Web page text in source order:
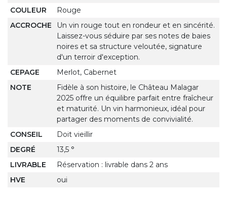
COULEUR
Rouge
ACCROCHE
Un vin rouge tout en rondeur et en sincérité.
Laissez-vous séduire par ses notes de baies
noires et sa structure veloutée, signature
d'un terroir d'exception.
CEPAGE
Merlot, Cabernet
NOTE
Fidèle à son histoire, le Château Malagar
2025 offre un équilibre parfait entre fraîcheur
et maturité. Un vin harmonieux, idéal pour
partager des moments de convivialité.
CONSEIL
Doit vieillir
DEGRÉ
13,5 °
LIVRABLE
Réservation : livrable dans 2 ans
HVE
oui